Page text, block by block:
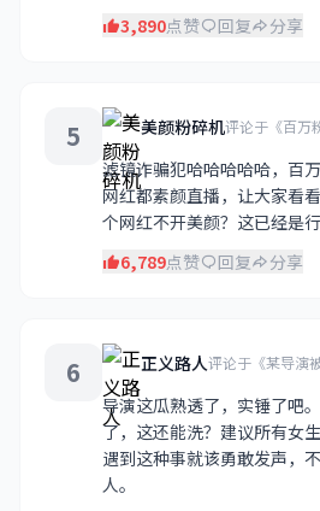
3,890点赞 回复 分享
5 美颜粉碎机评论于《百万
滤镜诈骗犯哈哈哈哈哈，百
网红都素颜直播，让大家看
个网红不开美颜？这已经是行
6,789点赞 回复 分享
6 正义路人评论于《某导演
导演这瓜熟透了，实锤了吧
了，这还能洗？建议所有女
遇到这种事就该勇敢发声，
人。